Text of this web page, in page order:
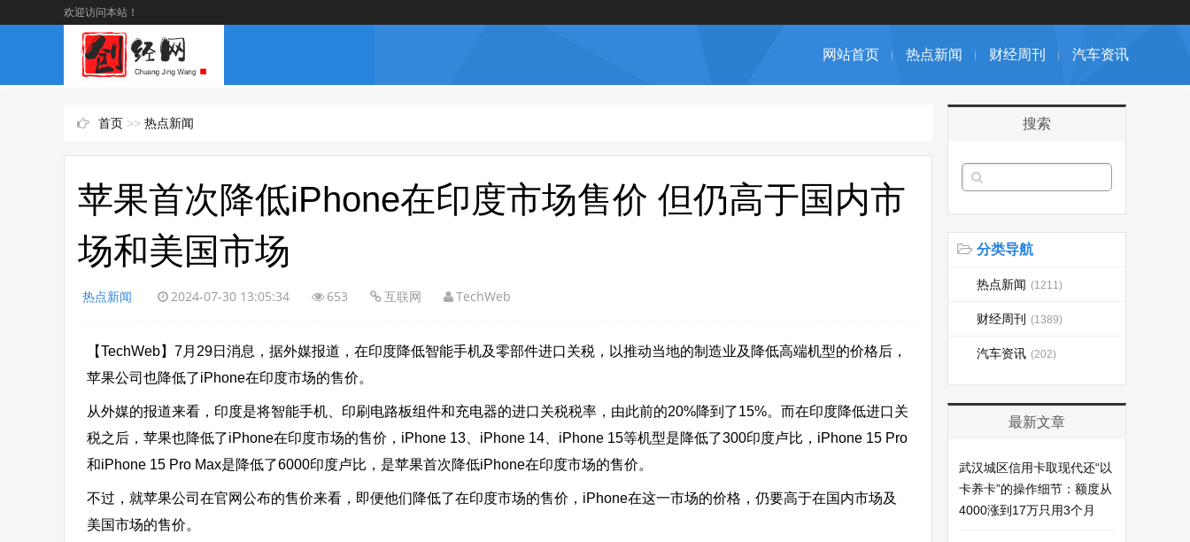
欢迎访问本站！
网站首页 热点新闻 财经周刊 汽车资讯
首页 >> 热点新闻
苹果首次降低iPhone在印度市场售价 但仍高于国内市
场和美国市场
热点新闻 2024-07-30 13:05:34 653 互联网 TechWeb
【TechWeb】7月29日消息，据外媒报道，在印度降低智能手机及零部件进口关税，以推动当地的制造业及降低高端机型的价格后，
苹果公司也降低了iPhone在印度市场的售价。
从外媒的报道来看，印度是将智能手机、印刷电路板组件和充电器的进口关税税率，由此前的20%降到了15%。而在印度降低进口关
税之后，苹果也降低了iPhone在印度市场的售价，iPhone 13、iPhone 14、iPhone 15等机型是降低了300印度卢比，iPhone 15 Pro
和iPhone 15 Pro Max是降低了6000印度卢比，是苹果首次降低iPhone在印度市场的售价。
不过，就苹果公司在官网公布的售价来看，即便他们降低了在印度市场的售价，iPhone在这一市场的价格，仍要高于在国内市场及
美国市场的售价。
搜索
分类导航
热点新闻 (1211)
财经周刊 (1389)
汽车资讯 (202)
最新文章
武汉城区信用卡取现代还“以
卡养卡”的操作细节：额度从
4000涨到17万只用3个月